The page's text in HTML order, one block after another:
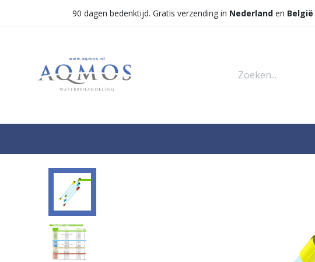
90 dagen bedenktijd. Gratis verzending in Nederlanden België